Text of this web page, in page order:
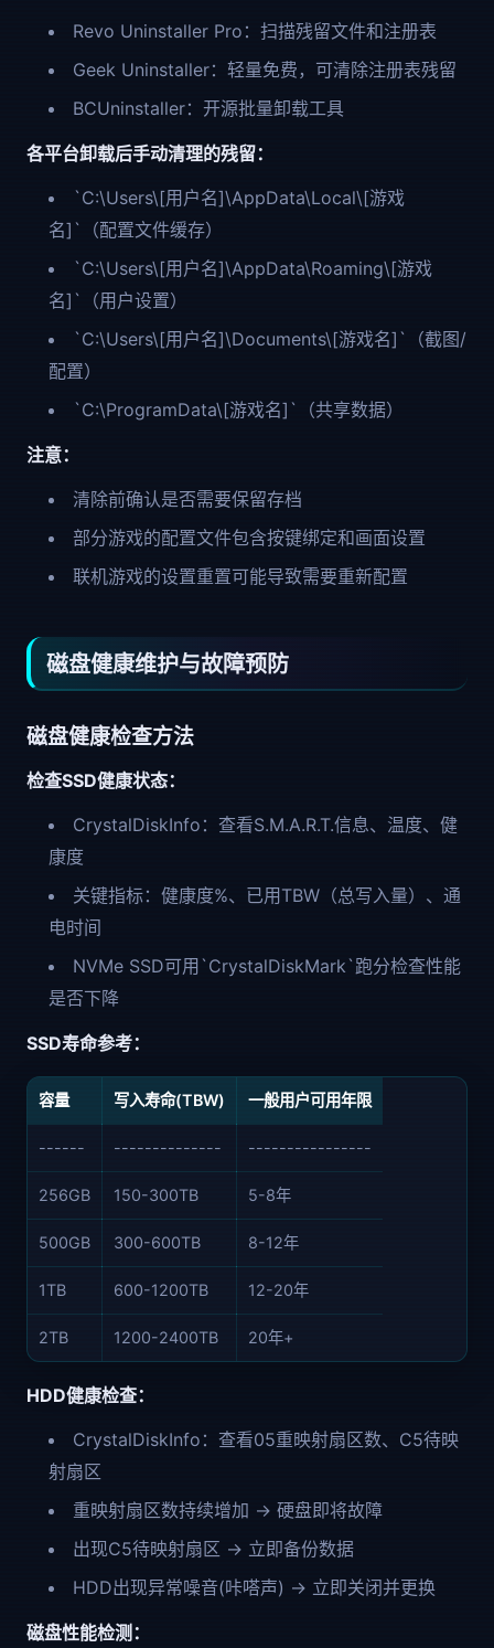
Revo Uninstaller Pro：扫描残留文件和注册表
Geek Uninstaller：轻量免费，可清除注册表残留
BCUninstaller：开源批量卸载工具
各平台卸载后手动清理的残留：
`C:\Users\[用户名]\AppData\Local\[游戏
名]`（配置文件缓存）
`C:\Users\[用户名]\AppData\Roaming\[游戏
名]`（用户设置）
`C:\Users\[用户名]\Documents\[游戏名]`（截图/
配置）
`C:\ProgramData\[游戏名]`（共享数据）
注意：
清除前确认是否需要保留存档
部分游戏的配置文件包含按键绑定和画面设置
联机游戏的设置重置可能导致需要重新配置
磁盘健康维护与故障预防
磁盘健康检查方法
检查SSD健康状态：
CrystalDiskInfo：查看S.M.A.R.T.信息、温度、健
康度
关键指标：健康度%、已用TBW（总写入量）、通
电时间
NVMe SSD可用`CrystalDiskMark`跑分检查性能
是否下降
SSD寿命参考：
容量 写入寿命(TBW) 一般用户可用年限
------ -------------- ----------------
256GB 150-300TB 5-8年
500GB 300-600TB 8-12年
1TB 600-1200TB 12-20年
2TB 1200-2400TB 20年+
HDD健康检查：
CrystalDiskInfo：查看05重映射扇区数、C5待映
射扇区
重映射扇区数持续增加 → 硬盘即将故障
出现C5待映射扇区 → 立即备份数据
HDD出现异常噪音(咔嗒声) → 立即关闭并更换
磁盘性能检测：